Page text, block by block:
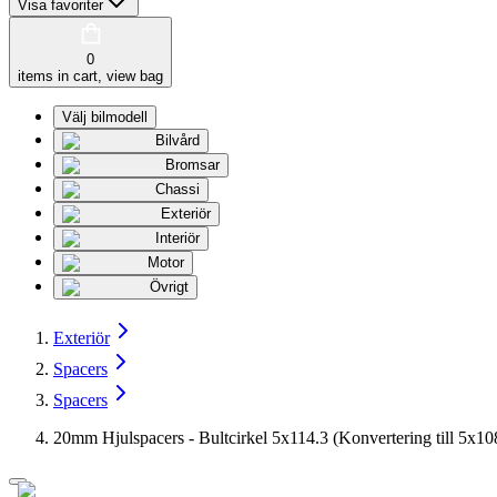
Visa favoriter
0
items in cart, view bag
Välj bilmodell
Bilvård
Bromsar
Chassi
Exteriör
Interiör
Motor
Övrigt
Exteriör
Spacers
Spacers
20mm Hjulspacers - Bultcirkel 5x114.3 (Konvertering till